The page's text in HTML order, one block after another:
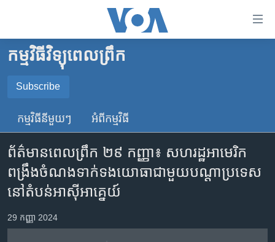
គេហទំព័រ​
ទាក់ទង
រំលង​
ទំព័រ​
ព័ត៌មាន​​
ម្តង
និង​
កម្ពុជា
អន្តរជាតិ
ចិន
ហេឡូវីអូអេ
កម្ពុជាច្នៃប្រតិដ្ឋ
ព្រឹត្តិការណ៍ព័ត៌មាន
ទូរទស្សន៍ / វីដេអូ​
កម្មវិធីវិទ្យុពេលព្រឹក
Subscribe
SUBSCRIBE
Spotify
កម្មវិធី​នីមួយៗ អំពី​កម្មវិធី​
ព័ត៌មានពេលព្រឹក ២៩ កញ្ញា៖ សហរដ្ឋ​អាមេរិក​
ពង្រឹង​ចំណងទាក់ទង​យោធា​ជាមួយ​បណ្តា​ប្រទេស​​
នៅ​តំបន់​អាស៊ី​អាគ្នេយ៍
29 កញ្ញា 2024